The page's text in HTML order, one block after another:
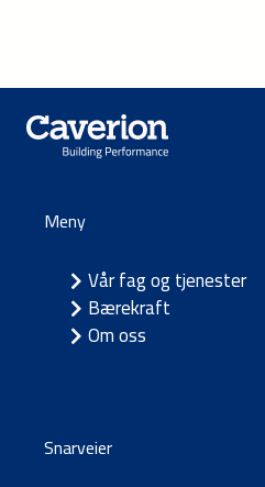
Meny
Vår fag og tjenester
Bærekraft
Om oss
Snarveier